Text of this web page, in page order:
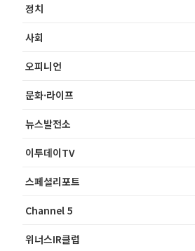
정치
사회
오피니언
문화·라이프
뉴스발전소
이투데이TV
스페셜리포트
Channel 5
위너스IR클럽